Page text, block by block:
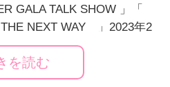
GALA TALK SHOW 」「
NEXT WAY 」2023年2
配信が決定！
メントチャンネル「Mnet」お
を読む